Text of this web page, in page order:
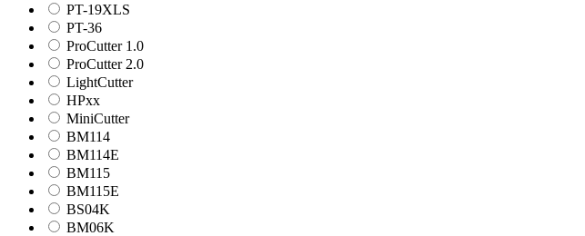
PT-19XLS
PT-36
ProCutter 1.0
ProCutter 2.0
LightCutter
HPxx
MiniCutter
BM114
BM114E
BM115
BM115E
BS04K
BM06K